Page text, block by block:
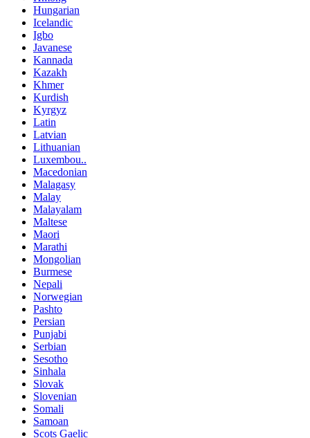
Hungarian
Icelandic
Igbo
Javanese
Kannada
Kazakh
Khmer
Kurdish
Kyrgyz
Latin
Latvian
Lithuanian
Luxembou..
Macedonian
Malagasy
Malay
Malayalam
Maltese
Maori
Marathi
Mongolian
Burmese
Nepali
Norwegian
Pashto
Persian
Punjabi
Serbian
Sesotho
Sinhala
Slovak
Slovenian
Somali
Samoan
Scots Gaelic